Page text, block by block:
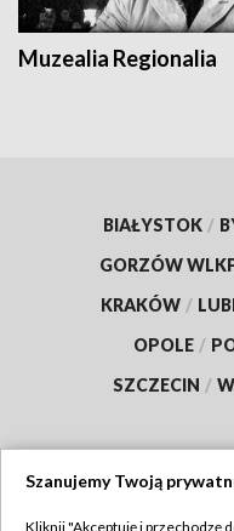
Muzealia Regionalia
BIAŁYSTOK /
GORZÓW
KRAKÓW /
OPOLE /
SZCZECIN /
Szanujemy Twoją
Kliknij "Akceptuję i przechodzę